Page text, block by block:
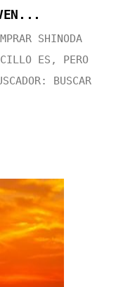
SHINODA
ES, PERO
BUSCAR